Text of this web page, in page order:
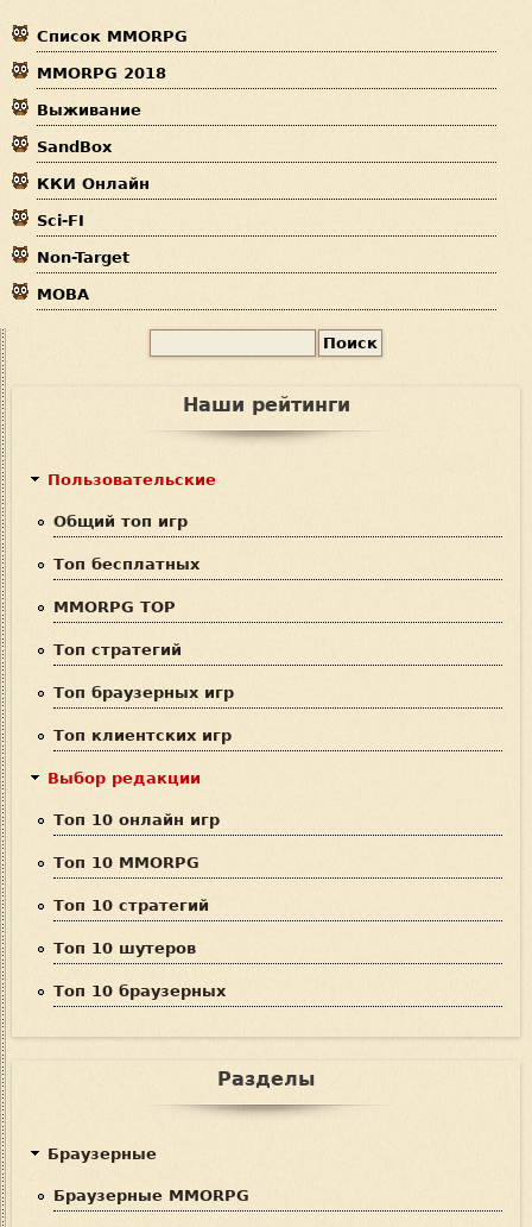
е
р
з
д
е
с
ь
Список MMORPG
MMORPG 2018
Выживание
SandBox
ККИ Онлайн
Sci-FI
Non-Target
MOBA
Наши рейтинги
Пользовательские
Общий топ игр
Топ бесплатных
MMORPG TOP
Топ стратегий
Топ браузерных игр
Топ клиентских игр
Выбор редакции
Топ 10 онлайн игр
Топ 10 MMORPG
Топ 10 стратегий
Топ 10 шутеров
Топ 10 браузерных
Разделы
Браузерные
Браузерные MMORPG